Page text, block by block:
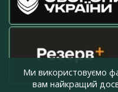
Ми використовуємо
вам найкращий